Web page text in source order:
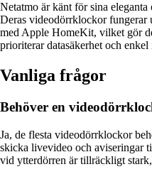
Netatmo är känt för sina
Deras videodörrklockor fungerar
med Apple HomeKit, vilket gör
prioriterar datasäkerhet och enkel
Vanliga frågor
Behöver en
Ja, de flesta videodörrklockor
skicka livevideo och aviseringar
vid ytterdörren är tillräckligt